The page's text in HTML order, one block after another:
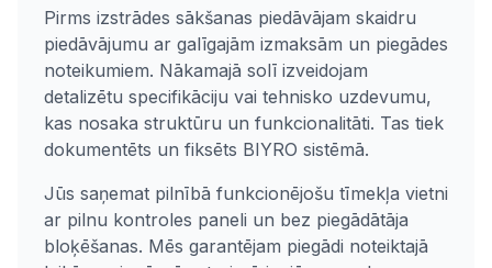
Pirms izstrādes sākšanas piedāvājam skaidru
piedāvājumu ar galīgajām izmaksām un piegādes
noteikumiem. Nākamajā solī izveidojam
detalizētu specifikāciju vai tehnisko uzdevumu,
kas nosaka struktūru un funkcionalitāti. Tas tiek
dokumentēts un fiksēts BIYRO sistēmā.
Jūs saņemat pilnībā funkcionējošu tīmekļa vietni
ar pilnu kontroles paneli un bez piegādātāja
bloķēšanas. Mēs garantējam piegādi noteiktajā